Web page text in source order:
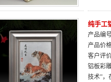
纯手工
产品编
产品价
客户评
铝板彩
技术”，